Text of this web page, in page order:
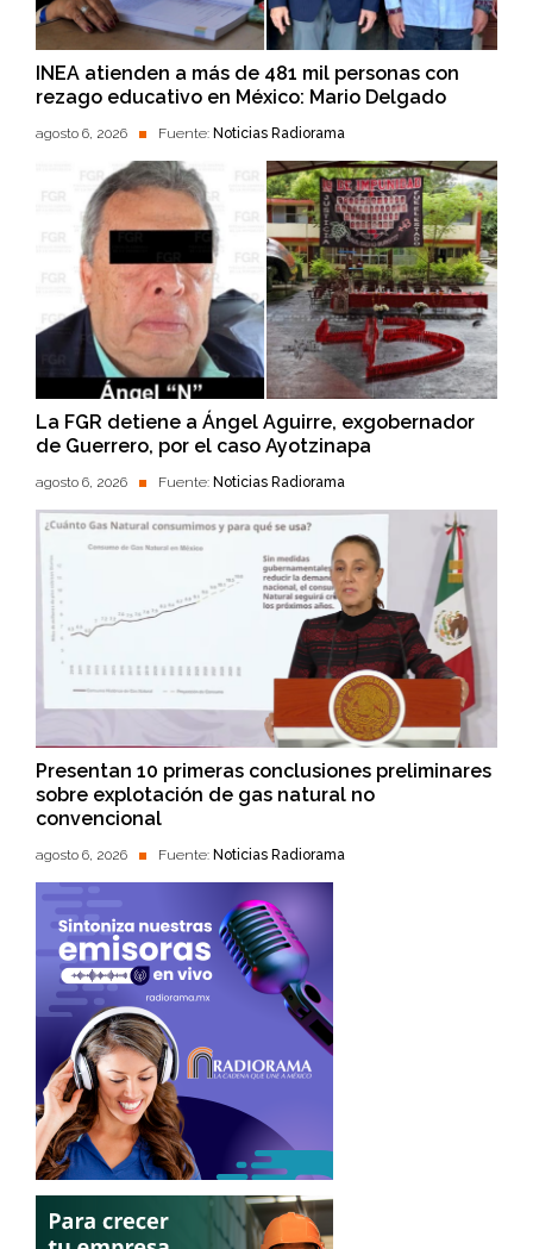
INEA atienden a más de 481 mil personas con
rezago educativo en México: Mario Delgado
agosto 6, 2026 Fuente: Noticias Radiorama
La FGR detiene a Ángel Aguirre, exgobernador
de Guerrero, por el caso Ayotzinapa
agosto 6, 2026 Fuente: Noticias Radiorama
Presentan 10 primeras conclusiones preliminares
sobre explotación de gas natural no
convencional
agosto 6, 2026 Fuente: Noticias Radiorama